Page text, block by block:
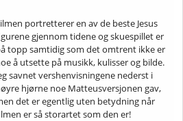
portretterer en av de beste Jesus
gjennom tidene og skuespillet er
topp samtidig som det omtrent ikke er
å utsette på musikk, kulisser og bilde.
savnet vershenvisningene nederst i
hjørne noe Matteusversjonen gav,
det er egentlig uten betydning når
er så storartet som den er!